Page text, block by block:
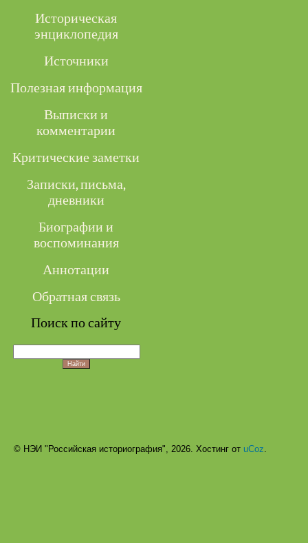
Историческая
энциклопедия
Источники
Полезная информация
Выписки и
комментарии
Критические заметки
Записки, письма,
дневники
Биографии и
воспоминания
Аннотации
Обратная связь
Поиск по сайту
© НЭИ "Российская историография", 2026. Хостинг от uCoz.